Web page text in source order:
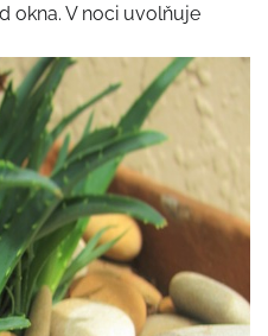
okna. V noci uvolňuje